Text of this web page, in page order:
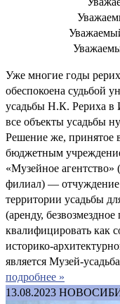
Уже многие годы
обеспокоена судьбой
усадьбы Н.К. Рериха в
все объекты усадьбы
Решение же, принятое
бюджетным
«Музейное
филиал) — отчуждение
территории усадьбы
(аренду,
квалифицировать как
историко-
является Музей-
подробнее »
13.08.2023